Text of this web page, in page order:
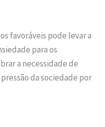
favoráveis pode levar a
para os
a necessidade de
da sociedade por